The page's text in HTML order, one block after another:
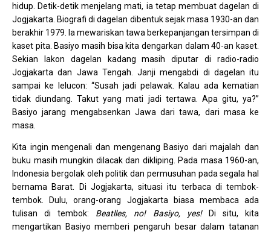
hidup. Detik-detik menjelang mati, ia tetap membuat dagelan di
Jogjakarta. Biografi di dagelan dibentuk sejak masa 1930-an dan
berakhir 1979. Ia mewariskan tawa berkepanjangan tersimpan di
kaset pita. Basiyo masih bisa kita dengarkan dalam 40-an kaset.
Sekian lakon dagelan kadang masih diputar di radio-radio
Jogjakarta dan Jawa Tengah. Janji mengabdi di dagelan itu
sampai ke lelucon: “Susah jadi pelawak. Kalau ada kematian
tidak diundang. Takut yang mati jadi tertawa. Apa gitu, ya?”
Basiyo jarang mengabsenkan Jawa dari tawa, dari masa ke
masa.
Kita ingin mengenali dan mengenang Basiyo dari majalah dan
buku masih mungkin dilacak dan dikliping. Pada masa 1960-an,
Indonesia bergolak oleh politik dan permusuhan pada segala hal
bernama Barat. Di Jogjakarta, situasi itu terbaca di tembok-
tembok. Dulu, orang-orang Jogjakarta biasa membaca ada
tulisan di tembok: Beatlles, no! Basiyo, yes!Di situ, kita
mengartikan Basiyo memberi pengaruh besar dalam tatanan